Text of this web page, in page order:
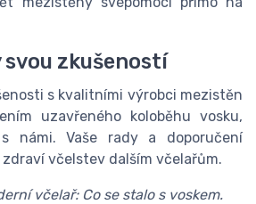
svou zkušeností
s kvalitními výrobci mezistěn
uzavřeného koloběhu vosku,
námi. Vaše rady a doporučení
včelstev dalším včelařům.
včelař: Co se stalo s voskem.